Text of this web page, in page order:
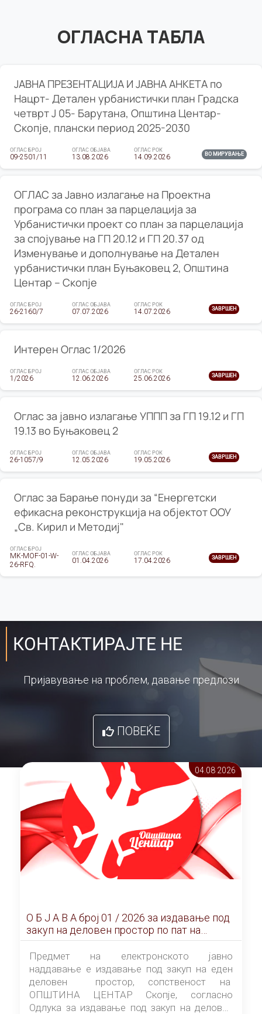
ОГЛАСНА ТАБЛА
ЈАВНА ПРЕЗЕНТАЦИЈА И ЈАВНА АНКЕТА по
Нацрт- Детален урбанистички план Градска
четврт Ј 05- Барутана, Општина Центар-
Скопје, плански период 2025-2030
ОГЛАС БРОЈ
09-2501/11
ОГЛАС ОБЈАВА
13.08.2026
ОГЛАС РОК
14.09.2026 ВО МИРУВАЊЕ
ОГЛАС за Јавно излагање на Проектна
програма со план за парцелација за
Урбанистички проект со план за парцелација
за спојување на ГП 20.12 и ГП 20.37 од
Изменување и дополнување на Детален
урбанистички план Буњаковец 2, Општина
Центар – Скопје
ОГЛАС БРОЈ
26-2160/7
ОГЛАС ОБЈАВА
07.07.2026
ОГЛАС РОК
14.07.2026 ЗАВРШЕН
Интерен Оглас 1/2026
ОГЛАС БРОЈ
1/2026
ОГЛАС ОБЈАВА
12.06.2026
ОГЛАС РОК
25.06.2026 ЗАВРШЕН
Оглас за јавно излагање УППП за ГП 19.12 и ГП
19.13 во Буњаковец 2
ОГЛАС БРОЈ
26-1057/9
ОГЛАС ОБЈАВА
12.05.2026
ОГЛАС РОК
19.05.2026 ЗАВРШЕН
Оглас за Барање понуди за “Енергетски
ефикасна реконструкција на објектот ООУ
„Св. Кирил и Методиј"
ОГЛАС БРОЈ
MK-MOF-01-W-
26-RFQ.
ОГЛАС ОБЈАВА
01.04.2026
ОГЛАС РОК
17.04.2026 ЗАВРШЕН
КОНТАКТИРАЈТЕ НЕ
Пријавување на проблем, давање предлози
ПОВЕЌЕ
04.08 2026
О Б Ј А В А брoj 01 / 2026 за издавање под
закуп на деловен простор по пат на
ЕЛЕКТРОНСКО ЈАВНО НАДДАВАЊЕ
Предмет на електронското јавно
наддавање е издавање под закуп на еден
деловен простор, сопственост на
ОПШТИНА ЦЕНТАР Скопје, согласно
Одлука за издавање под закуп на деловен